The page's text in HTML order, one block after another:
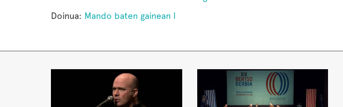
Doinua: Mando baten gainean I